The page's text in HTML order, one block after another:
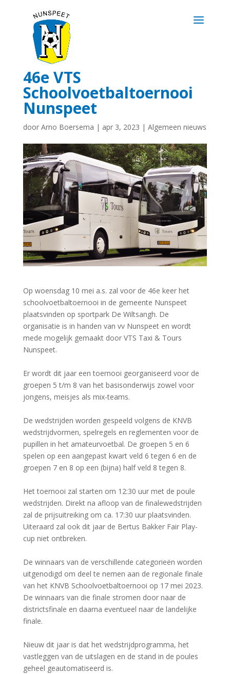
46e VTS
Schoolvoetbaltoernooi
Nunspeet
door Arno Boersema | apr 3, 2023 | Algemeen nieuws
Op woensdag 10 mei a.s. zal voor de 46e keer het
schoolvoetbaltoernooi in de gemeente Nunspeet
plaatsvinden op sportpark De Wiltsangh. De
organisatie is in handen van vv Nunspeet en wordt
mede mogelijk gemaakt door VTS Taxi & Tours
Nunspeet.
Er wordt dit jaar een toernooi georganiseerd voor de
groepen 5 t/m 8 van het basisonderwijs zowel voor
jongens, meisjes als mix-teams.
De wedstrijden worden gespeeld volgens de KNVB
wedstrijdvormen, spelregels en reglementen voor de
pupillen in het amateurvoetbal. De groepen 5 en 6
spelen op een aangepast kwart veld 6 tegen 6 en de
groepen 7 en 8 op een (bijna) half veld 8 tegen 8.
Het toernooi zal starten om 12:30 uur met de poule
wedstrijden. Direkt na afloop van de finalewedstrijden
zal de prijsuitreiking om ca. 17:30 uur plaatsvinden.
Uiteraard zal ook dit jaar de Bertus Bakker Fair Play-
cup niet ontbreken.
De winnaars van de verschillende categorieën worden
uitgenodigd om deel te nemen aan de regionale finale
van het KNVB Schoolvoetbaltoernooi op 17 mei 2023.
De winnaars van die finale stromen door naar de
districtsfinale en daarna eventueel naar de landelijke
finale.
Nieuw dit jaar is dat het wedstrijdprogramma, het
vastleggen van de uitslagen en de stand in de poules
geheel geautomatiseerd is.